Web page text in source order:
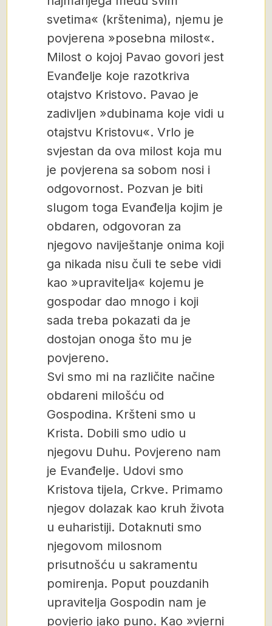
svetima« (krštenima), njemu je
povjerena »posebna milost«.
Milost o kojoj Pavao govori jest
Evanđelje koje razotkriva
otajstvo Kristovo. Pavao je
zadivljen »dubinama koje vidi u
otajstvu Kristovu«. Vrlo je
svjestan da ova milost koja mu
je povjerena sa sobom nosi i
odgovornost. Pozvan je biti
slugom toga Evanđelja kojim je
obdaren, odgovoran za
njegovo naviještanje onima koji
ga nikada nisu čuli te sebe vidi
kao »upravitelja« kojemu je
gospodar dao mnogo i koji
sada treba pokazati da je
dostojan onoga što mu je
povjereno.
Svi smo mi na različite načine
obdareni milošću od
Gospodina. Kršteni smo u
Krista. Dobili smo udio u
njegovu Duhu. Povjereno nam
je Evanđelje. Udovi smo
Kristova tijela, Crkve. Primamo
njegov dolazak kao kruh života
u euharistiji. Dotaknuti smo
njegovom milosnom
prisutnošću u sakramentu
pomirenja. Poput pouzdanih
upravitelja Gospodin nam je
povjerio jako puno. Kao »vjerni